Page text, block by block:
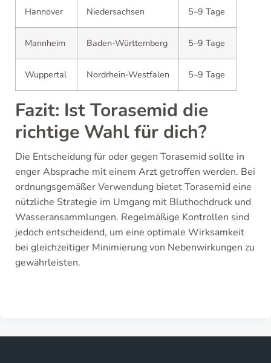
Hannover Niedersachsen 5–9 Tage
Mannheim Baden-Württemberg 5–9 Tage
Wuppertal Nordrhein-Westfalen 5–9 Tage
Fazit: Ist Torasemid die
richtige Wahl für dich?
Die Entscheidung für oder gegen Torasemid sollte in
enger Absprache mit einem Arzt getroffen werden. Bei
ordnungsgemäßer Verwendung bietet Torasemid eine
nützliche Strategie im Umgang mit Bluthochdruck und
Wasseransammlungen. Regelmäßige Kontrollen sind
jedoch entscheidend, um eine optimale Wirksamkeit
bei gleichzeitiger Minimierung von Nebenwirkungen zu
gewährleisten.